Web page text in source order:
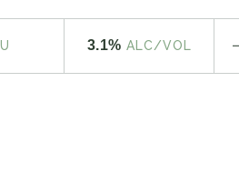
3.1% ALC/VOL